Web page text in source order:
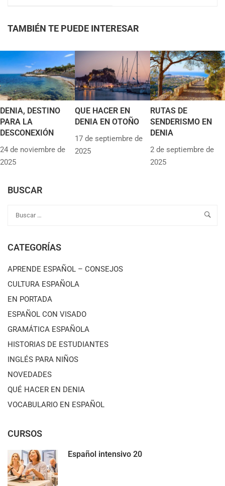
TAMBIÉN TE PUEDE INTERESAR
DENIA, DESTINO
PARA LA
DESCONEXIÓN
24 de noviembre de
2025
QUE HACER EN
DENIA EN OTOÑO
17 de septiembre de
2025
RUTAS DE
SENDERISMO EN
DENIA
2 de septiembre de
2025
BUSCAR
CATEGORÍAS
APRENDE ESPAÑOL – CONSEJOS
CULTURA ESPAÑOLA
EN PORTADA
ESPAÑOL CON VISADO
GRAMÁTICA ESPAÑOLA
HISTORIAS DE ESTUDIANTES
INGLÉS PARA NIÑOS
NOVEDADES
QUÉ HACER EN DENIA
VOCABULARIO EN ESPAÑOL
CURSOS
Español intensivo 20